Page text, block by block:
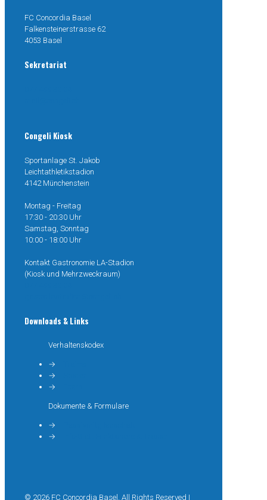
FC Concordia Basel
Falkensteinerstrasse 62
4053 Basel
Sekretariat
Congeli Kiosk
Sportanlage St. Jakob
Leichtathletikstadion
4142 Münchenstein
Montag - Freitag
17:30 - 20:30 Uhr
Samstag, Sonntag
10:00 - 18:00 Uhr
Kontakt Gastronomie LA-Stadion
(Kiosk und Mehrzweckraum)
Downloads & Links
Verhaltenskodex
→
→
→
Dokumente & Formulare
→
→
© 2026 FC Concordia Basel. All Rights Reserved |